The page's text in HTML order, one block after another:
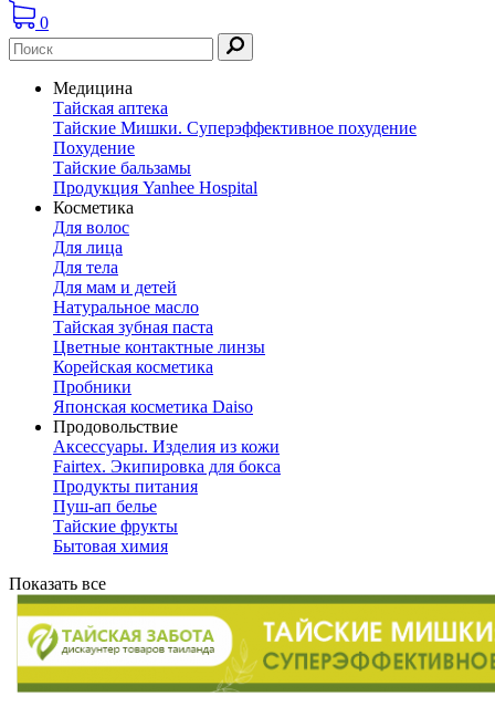
0
Медицина
Тайская аптека
Тайские Мишки. Суперэффективное похудение
Похудение
Тайские бальзамы
Продукция Yanhee Hospital
Косметика
Для волос
Для лица
Для тела
Для мам и детей
Натуральное масло
Тайская зубная паста
Цветные контактные линзы
Корейская косметика
Пробники
Японская косметика Daiso
Продовольствие
Аксессуары. Изделия из кожи
Fairtex. Экипировка для бокса
Продукты питания
Пуш-ап белье
Тайские фрукты
Бытовая химия
Показать все